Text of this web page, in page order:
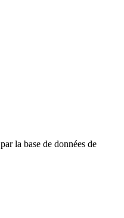
la base de données de